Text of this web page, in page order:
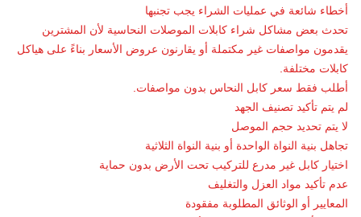
أخطاء شائعة في عمليات الشراء يجب تجنبها
تحدث بعض مشاكل شراء كابلات الموصلات النحاسية لأن المشترين
يقدمون مواصفات غير مكتملة أو يقارنون عروض الأسعار بناءً على هياكل
كابلات مختلفة.
أطلب فقط سعر كابل النحاس بدون مواصفات.
لم يتم تأكيد تصنيف الجهد
لا يتم تحديد حجم الموصل
تجاهل بنية النواة الواحدة أو بنية النواة الثلاثية
اختيار كابل غير مدرع للتركيب تحت الأرض بدون حماية
عدم تأكيد مواد العزل والتغليف
المعايير أو الوثائق المطلوبة مفقودة